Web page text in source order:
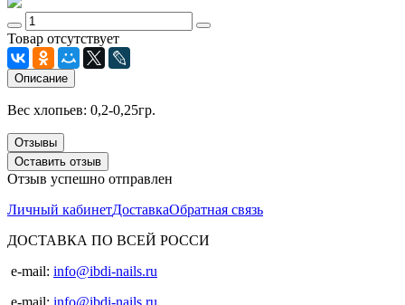
Товар отсутствует
Описание
Вес хлопьев: 0,2-0,25гр.
Отзывы
Оставить отзыв
Отзыв успешно отправлен
Личный кабинетДоставкаОбратная связь
ДОСТАВКА ПО ВСЕЙ РОССИ
e-mail: info@ibdi-nails.ru
e-mail: info@ibdi-nails.ru